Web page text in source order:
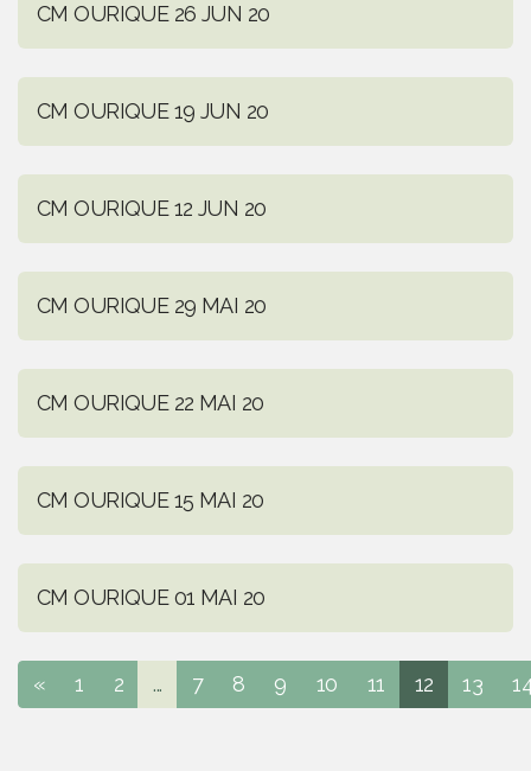
CM OURIQUE 26 JUN 20
CM OURIQUE 19 JUN 20
CM OURIQUE 12 JUN 20
CM OURIQUE 29 MAI 20
CM OURIQUE 22 MAI 20
CM OURIQUE 15 MAI 20
CM OURIQUE 01 MAI 20
« 1 2 ... 7 8 9 10 11 12 13